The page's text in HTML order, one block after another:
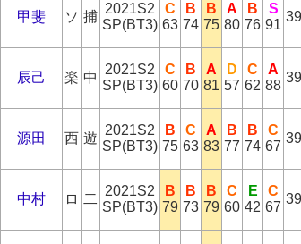
甲斐 ソ 捕
2021S2
SP(BT3)
C
63
B
74
B
75
A
80
B
76
S
91
辰己 楽 中
2021S2
SP(BT3)
C
60
B
70
A
81
D
57
C
62
A
88
源田 西 遊
2021S2
SP(BT3)
B
75
C
63
A
83
B
77
B
74
C
67
中村 ロ 二
2021S2
SP(BT3)
B
79
B
73
B
79
C
60
E
42
C
67